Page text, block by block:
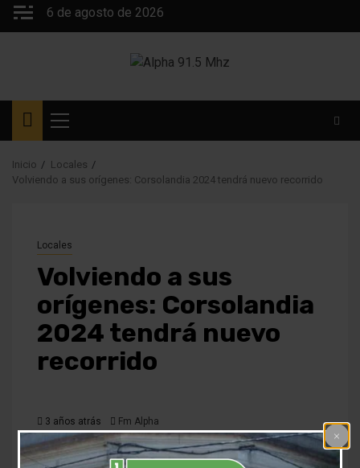
Saltar
6 de agosto de 2026
Menú
principal
Inicio
Locales
Volviendo a sus orígenes: Corsolandia 2024 tendrá nuevo recorrido
Locales
Volviendo a sus
orígenes: Corsolandia
2024 tendrá nuevo
recorrido
3 años atrás Fm Alpha